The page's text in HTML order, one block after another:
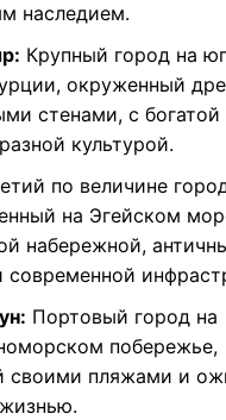
наследием.
Крупный город на
окруженный
стенами, с
культурой.
по величине
на Эгейском
набережной,
современной
Портовый город на
побережье,
своими пляжами и